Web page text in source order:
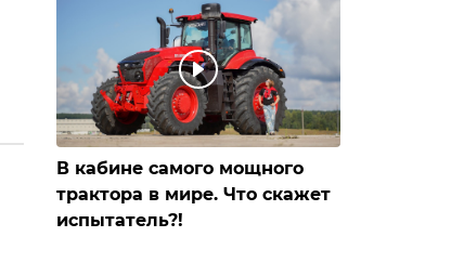
В кабине самого мощного
трактора в мире. Что скажет
испытатель?!